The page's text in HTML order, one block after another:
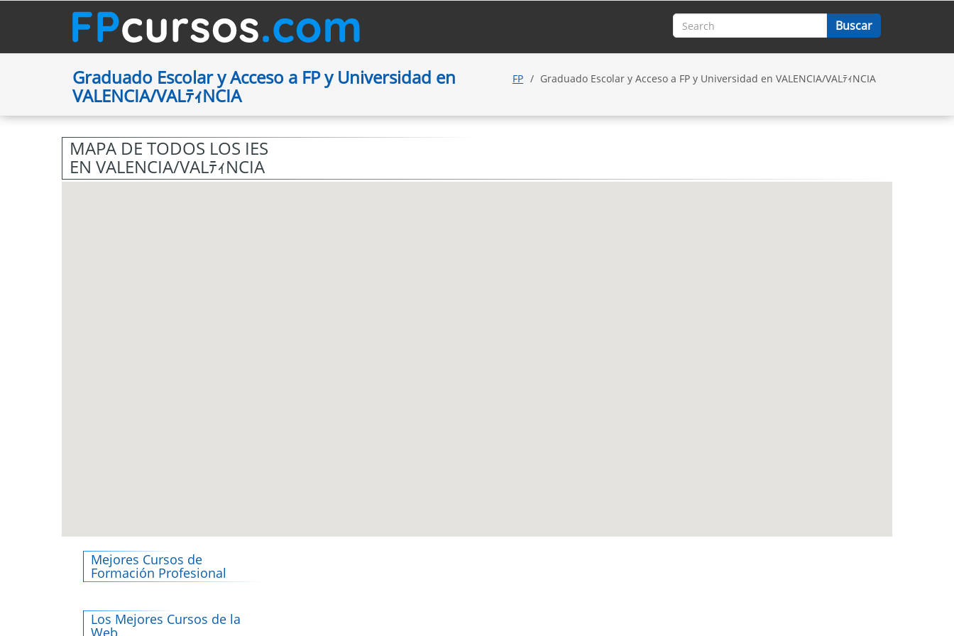
Graduado Escolar y Acceso a FP y Universidad en
VALENCIA/VALﾃｨNCIA
FP Graduado Escolar y Acceso a FP y Universidad en VALENCIA/VALﾃｨNCIA
MAPA DE TODOS LOS IES
EN VALENCIA/VALﾃｨNCIA
Mejores Cursos de
Formación Profesional
Los Mejores Cursos de la
Web